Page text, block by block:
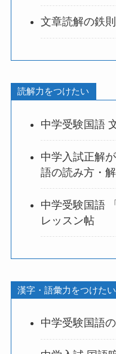
文章読解の鉄則
読解力をつけたい
中学受験国語
中学入試正解
語の読み方・
中学受験国語
レッスン帖
漢字・語彙力をつけたい
中学受験国語